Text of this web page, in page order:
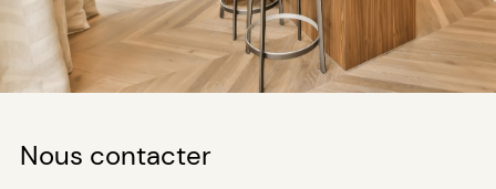
Nous contacter